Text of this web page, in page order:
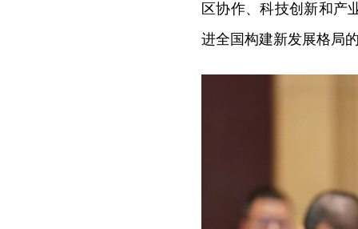
区协作、科技创新和产
进全国构建新发展格局